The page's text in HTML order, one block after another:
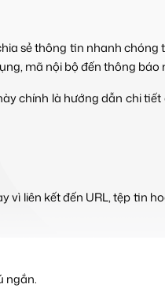
sẻ thông tin nhanh
mã nội bộ đến thông báo
chính là hướng dẫn chi
liên kết đến URL, tệp tin
ngắn.